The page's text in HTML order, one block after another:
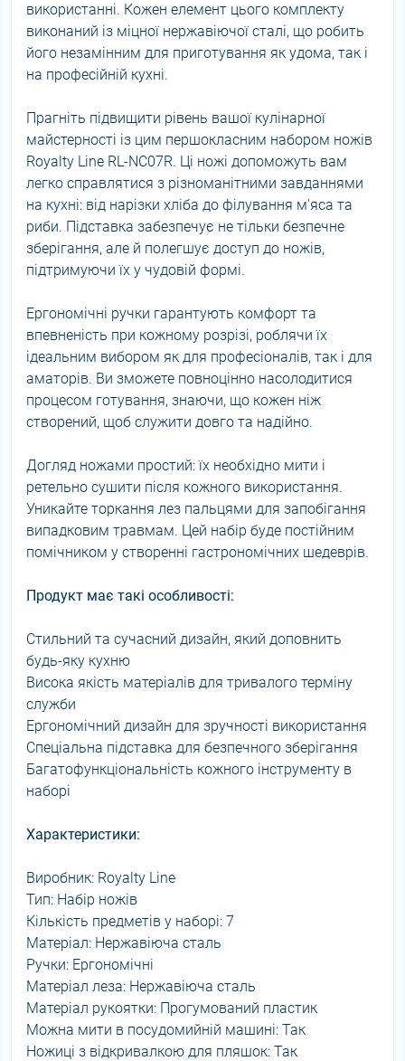
використанні. Кожен елемент цього комплекту
виконаний із міцної нержавіючої сталі, що робить
його незамінним для приготування як удома, так і
на професійній кухні.
Прагніть підвищити рівень вашої кулінарної
майстерності із цим першокласним набором ножів
Royalty Line RL-NC07R. Ці ножі допоможуть вам
легко справлятися з різноманітними завданнями
на кухні: від нарізки хліба до філування м'яса та
риби. Підставка забезпечує не тільки безпечне
зберігання, але й полегшує доступ до ножів,
підтримуючи їх у чудовій формі.
Ергономічні ручки гарантують комфорт та
впевненість при кожному розрізі, роблячи їх
ідеальним вибором як для професіоналів, так і для
аматорів. Ви зможете повноцінно насолодитися
процесом готування, знаючи, що кожен ніж
створений, щоб служити довго та надійно.
Догляд ножами простий: їх необхідно мити і
ретельно сушити після кожного використання.
Уникайте торкання лез пальцями для запобігання
випадковим травмам. Цей набір буде постійним
помічником у створенні гастрономічних шедеврів.
Продукт має такі особливості:
Стильний та сучасний дизайн, який доповнить
будь-яку кухню
Висока якість матеріалів для тривалого терміну
служби
Ергономічний дизайн для зручності використання
Спеціальна підставка для безпечного зберігання
Багатофункціональність кожного інструменту в
наборі
Характеристики:
Виробник: Royalty Line
Тип: Набір ножів
Кількість предметів у наборі: 7
Матеріал: Нержавіюча сталь
Ручки: Ергономічні
Матеріал леза: Нержавіюча сталь
Матеріал рукоятки: Прогумований пластик
Можна мити в посудомийній машині: Так
Ножиці з відкривалкою для пляшок: Так